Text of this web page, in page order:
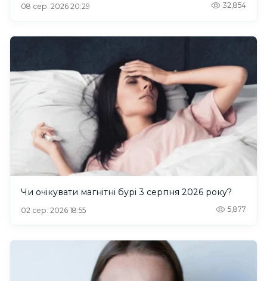
08 сер. 2026 20:29 32,854
Чи очікувати магнітні бурі 3 серпня 2026 року?
02 сер. 2026 18:55 5,877